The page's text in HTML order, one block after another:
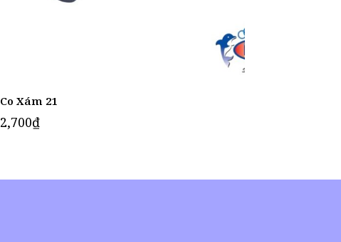
Co Xám 21
2,700₫